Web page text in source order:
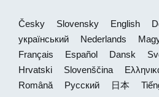
Česky Slovensky English
український
Nederlands
Français
Español Dansk
Hrvatski
Slovenščina
Română
Русский 日本